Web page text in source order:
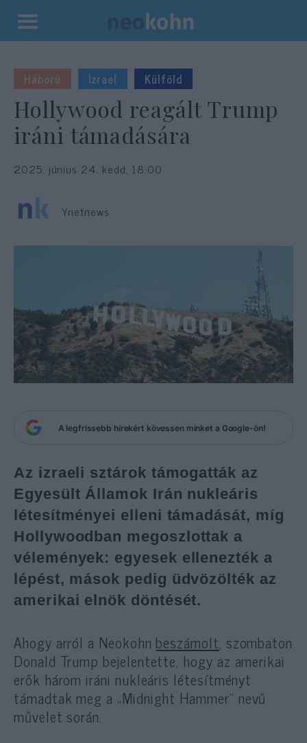
Kilépés
tartalomba
Háború Izrael Külföld
Hollywood reagált Trump
iráni támadására
2025. június 24. kedd, 18:00
Ynetnews
A legfrissebb hírekért kövessen minket a Google-ön!
Az izraeli sztárok támogatták az
Egyesült Államok Irán nukleáris
létesítményei elleni támadását, míg
Hollywoodban megoszlottak a
vélemények: egyesek ellenezték a
lépést, mások pedig üdvözölték az
amerikai elnök döntését.
Ahogy arról a Neokohn beszámolt, szombaton
Donald Trump bejelentette, hogy az amerikai
erők három iráni nukleáris létesítményt
támadtak meg a „Midnight Hammer” nevű
művelet során.